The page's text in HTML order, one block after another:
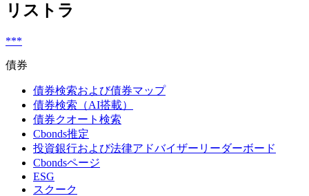
リストラ
***
債券
債券検索および債券マップ
債券検索（AI搭載）
債券クオート検索
Cbonds推定
投資銀行および法律アドバイザーリーダーボード
Cbondsページ
ESG
スクーク